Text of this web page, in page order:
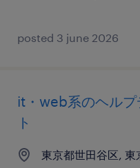
posted 3 june 2026
it・web系のヘルプ
ト
東京都世田谷区, 東